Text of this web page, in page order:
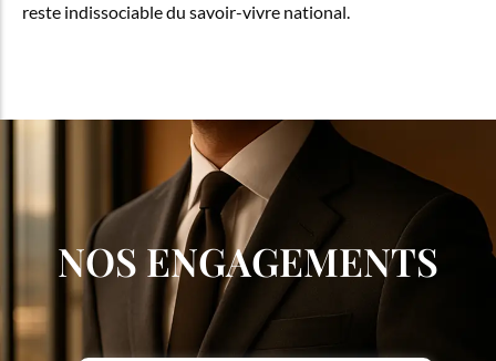
reste indissociable du savoir-vivre national.
NOS ENGAGEMENTS